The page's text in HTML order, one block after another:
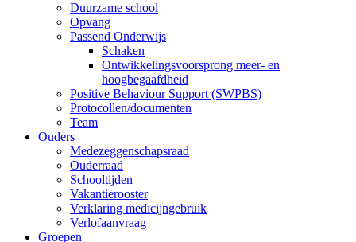
Duurzame school
Opvang
Passend Onderwijs
Schaken
Ontwikkelingsvoorsprong meer- en
hoogbegaafdheid
Positive Behaviour Support (SWPBS)
Protocollen/documenten
Team
Ouders
Medezeggenschapsraad
Ouderraad
Schooltijden
Vakantierooster
Verklaring medicijngebruik
Verlofaanvraag
Groepen